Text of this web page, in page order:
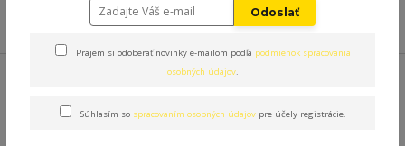
Srsť
Odoslať
Prajem si odoberať novinky e-mailom podľa podmienok spracovania
osobných údajov.
Súhlasím so spracovaním osobných údajovpre účely registrácie.